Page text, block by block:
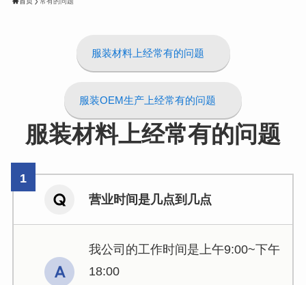
服装材料上经常有的问题
服装OEM生产上经常有的问题
服装材料上经常有的问题
营业时间是几点到几点
我公司的工作时间是上午9:00~下午
18:00